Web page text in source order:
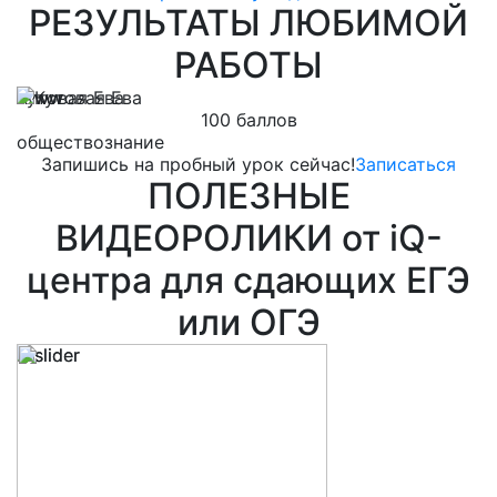
РЕЗУЛЬТАТЫ ЛЮБИМОЙ
РАБОТЫ
Кутовая Ева
100 баллов
обществознание
Запишись на пробный урок сейчас!Записаться
ПОЛЕЗНЫЕ
ВИДЕОРОЛИКИ от iQ-
центра для сдающих ЕГЭ
или ОГЭ